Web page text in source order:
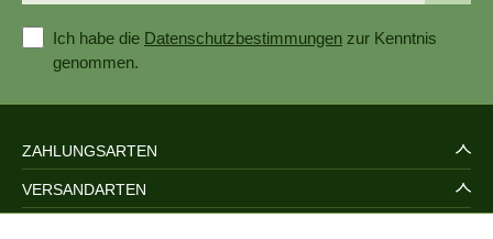
Ich habe die Datenschutzbestimmungen zur Kenntnis
genommen.
ZAHLUNGSARTEN
VERSANDARTEN